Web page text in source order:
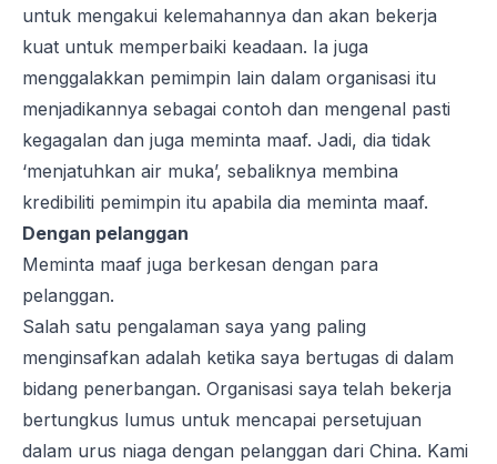
untuk mengakui kelemahannya dan akan bekerja
kuat untuk memperbaiki keadaan. Ia juga
menggalakkan pemimpin lain dalam organisasi itu
menjadikannya sebagai contoh dan mengenal pasti
kegagalan dan juga meminta maaf. Jadi, dia tidak
‘menjatuhkan air muka’, sebaliknya membina
kredibiliti pemimpin itu apabila dia meminta maaf.
Dengan pelanggan
Meminta maaf juga berkesan dengan para
pelanggan.
Salah satu pengalaman saya yang paling
menginsafkan adalah ketika saya bertugas di dalam
bidang penerbangan. Organisasi saya telah bekerja
bertungkus lumus untuk mencapai persetujuan
dalam urus niaga dengan pelanggan dari China. Kami